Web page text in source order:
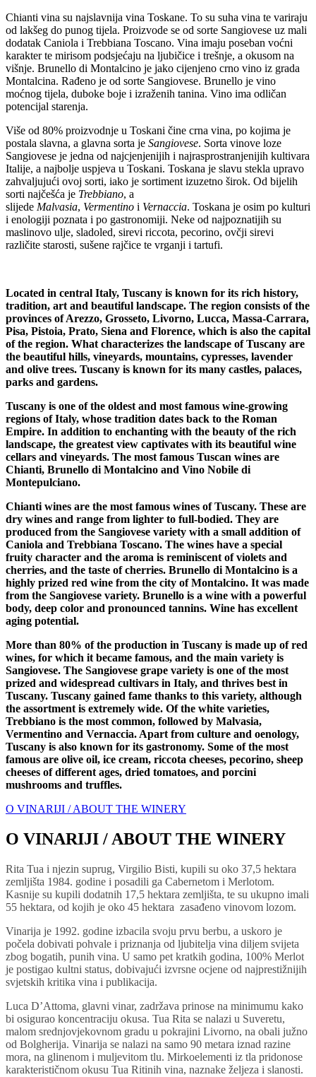
Chianti vina su najslavnija vina Toskane. To su suha vina te variraju
od lakšeg do punog tijela. Proizvode se od sorte Sangiovese uz mali
dodatak Caniola i Trebbiana Toscano. Vina imaju poseban voćni
karakter te mirisom podsjećaju na ljubičice i trešnje, a okusom na
višnje. Brunello di Montalcino je jako cijenjeno crno vino iz grada
Montalcina. Rađeno je od sorte Sangiovese. Brunello je vino
moćnog tijela, duboke boje i izraženih tanina. Vino ima odličan
potencijal starenja.
Više od 80% proizvodnje u Toskani čine crna vina, po kojima je
postala slavna, a glavna sorta je Sangiovese. Sorta vinove loze
Sangiovese je jedna od najcjenjenijih i najrasprostranjenijih kultivara
Italije, a najbolje uspjeva u Toskani. Toskana je slavu stekla upravo
zahvaljujući ovoj sorti, iako je sortiment izuzetno širok. Od bijelih
sorti najčešća je Trebbiano, a
slijede Malvasia, Vermentino i Vernaccia. Toskana je osim po kulturi
i enologiji poznata i po gastronomiji. Neke od najpoznatijih su
maslinovo ulje, sladoled, sirevi riccota, pecorino, ovčji sirevi
različite starosti, sušene rajčice te vrganji i tartufi.
Located in central Italy, Tuscany is known for its rich history,
tradition, art and beautiful landscape. The region consists of the
provinces of Arezzo, Grosseto, Livorno, Lucca, Massa-Carrara,
Pisa, Pistoia, Prato, Siena and Florence, which is also the capital
of the region. What characterizes the landscape of Tuscany are
the beautiful hills, vineyards, mountains, cypresses, lavender
and olive trees. Tuscany is known for its many castles, palaces,
parks and gardens.
Tuscany is one of the oldest and most famous wine-growing
regions of Italy, whose tradition dates back to the Roman
Empire. In addition to enchanting with the beauty of the rich
landscape, the greatest view captivates with its beautiful wine
cellars and vineyards. The most famous Tuscan wines are
Chianti, Brunello di Montalcino and Vino Nobile di
Montepulciano.
Chianti wines are the most famous wines of Tuscany. These are
dry wines and range from lighter to full-bodied. They are
produced from the Sangiovese variety with a small addition of
Caniola and Trebbiana Toscano. The wines have a special
fruity character and the aroma is reminiscent of violets and
cherries, and the taste of cherries. Brunello di Montalcino is a
highly prized red wine from the city of Montalcino. It was made
from the Sangiovese variety. Brunello is a wine with a powerful
body, deep color and pronounced tannins. Wine has excellent
aging potential.
More than 80% of the production in Tuscany is made up of red
wines, for which it became famous, and the main variety is
Sangiovese. The Sangiovese grape variety is one of the most
prized and widespread cultivars in Italy, and thrives best in
Tuscany. Tuscany gained fame thanks to this variety, although
the assortment is extremely wide. Of the white varieties,
Trebbiano is the most common, followed by Malvasia,
Vermentino and Vernaccia. Apart from culture and oenology,
Tuscany is also known for its gastronomy. Some of the most
famous are olive oil, ice cream, riccota cheeses, pecorino, sheep
cheeses of different ages, dried tomatoes, and porcini
mushrooms and truffles.
O VINARIJI / ABOUT THE WINERY
O VINARIJI / ABOUT THE WINERY
Rita Tua i njezin suprug, Virgilio Bisti, kupili su oko 37,5 hektara
zemljišta 1984. godine i posadili ga Cabernetom i Merlotom.
Kasnije su kupili dodatnih 17,5 hektara zemljišta, te su ukupno imali
55 hektara, od kojih je oko 45 hektara zasađeno vinovom lozom.
Vinarija je 1992. godine izbacila svoju prvu berbu, a uskoro je
počela dobivati ​​pohvale i priznanja od ljubitelja vina diljem svijeta
zbog bogatih, punih vina. U samo pet kratkih godina, 100% Merlot
je postigao kultni status, dobivajući izvrsne ocjene od najprestižnijih
svjetskih kritika vina i publikacija.
Luca D’Attoma, glavni vinar, zadržava prinose na minimumu kako
bi osigurao koncentraciju okusa. Tua Rita se nalazi u Suveretu,
malom srednjovjekovnom gradu u pokrajini Livorno, na obali južno
od Bolgherija. Vinarija se nalazi na samo 90 metara iznad razine
mora, na glinenom i muljevitom tlu. Mirkoelementi iz tla pridonose
karakterističnom okusu Tua Ritinih vina, naznake željeza i slanosti.